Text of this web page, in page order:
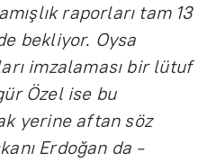
raporları tam 13
bekliyor. Oysa
imzalaması bir lütuf
Özel ise bu
yerine aftan söz
Erdoğan da -